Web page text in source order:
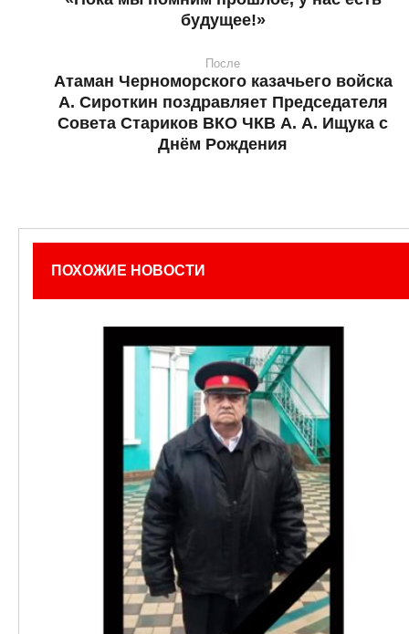
будущее!»
После
Атаман Черноморского казачьего войска
А. Сироткин поздравляет Председателя
Совета Стариков ВКО ЧКВ А. А. Ищука с
Днём Рождения
ПОХОЖИЕ НОВОСТИ